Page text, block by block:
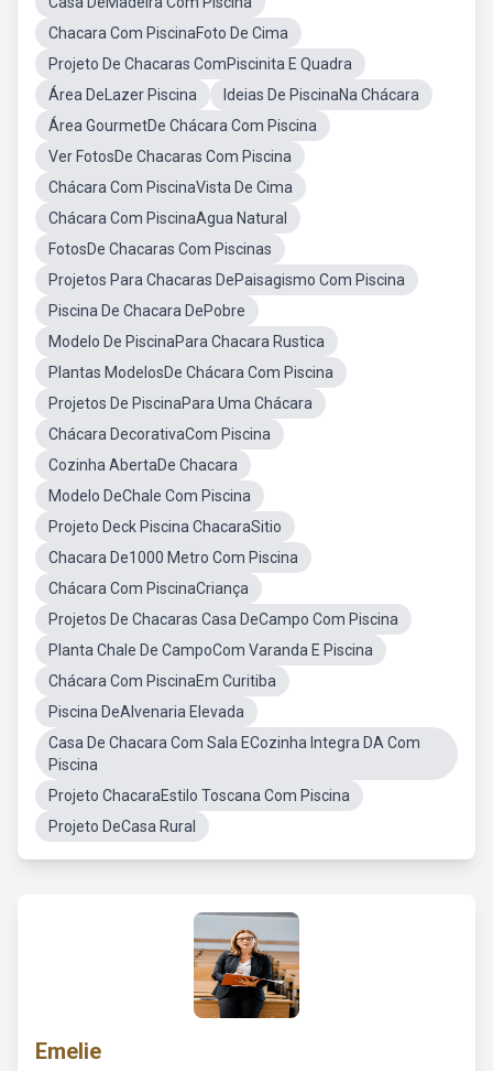
Chacara Com PiscinaFoto De Cima
Projeto De Chacaras ComPiscinita E Quadra
Área DeLazer Piscina
Ideias De PiscinaNa Chácara
Área GourmetDe Chácara Com Piscina
Ver FotosDe Chacaras Com Piscina
Chácara Com PiscinaVista De Cima
Chácara Com PiscinaAgua Natural
FotosDe Chacaras Com Piscinas
Projetos Para Chacaras DePaisagismo Com Piscina
Piscina De Chacara DePobre
Modelo De PiscinaPara Chacara Rustica
Plantas ModelosDe Chácara Com Piscina
Projetos De PiscinaPara Uma Chácara
Chácara DecorativaCom Piscina
Cozinha AbertaDe Chacara
Modelo DeChale Com Piscina
Projeto Deck Piscina ChacaraSitio
Chacara De1000 Metro Com Piscina
Chácara Com PiscinaCriança
Projetos De Chacaras Casa DeCampo Com Piscina
Planta Chale De CampoCom Varanda E Piscina
Chácara Com PiscinaEm Curitiba
Piscina DeAlvenaria Elevada
Casa De Chacara Com Sala ECozinha Integra DA Com
Piscina
Projeto ChacaraEstilo Toscana Com Piscina
Projeto DeCasa Rural
Emelie